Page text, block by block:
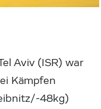
Aviv (ISR) war
Kämpfen
48kg)